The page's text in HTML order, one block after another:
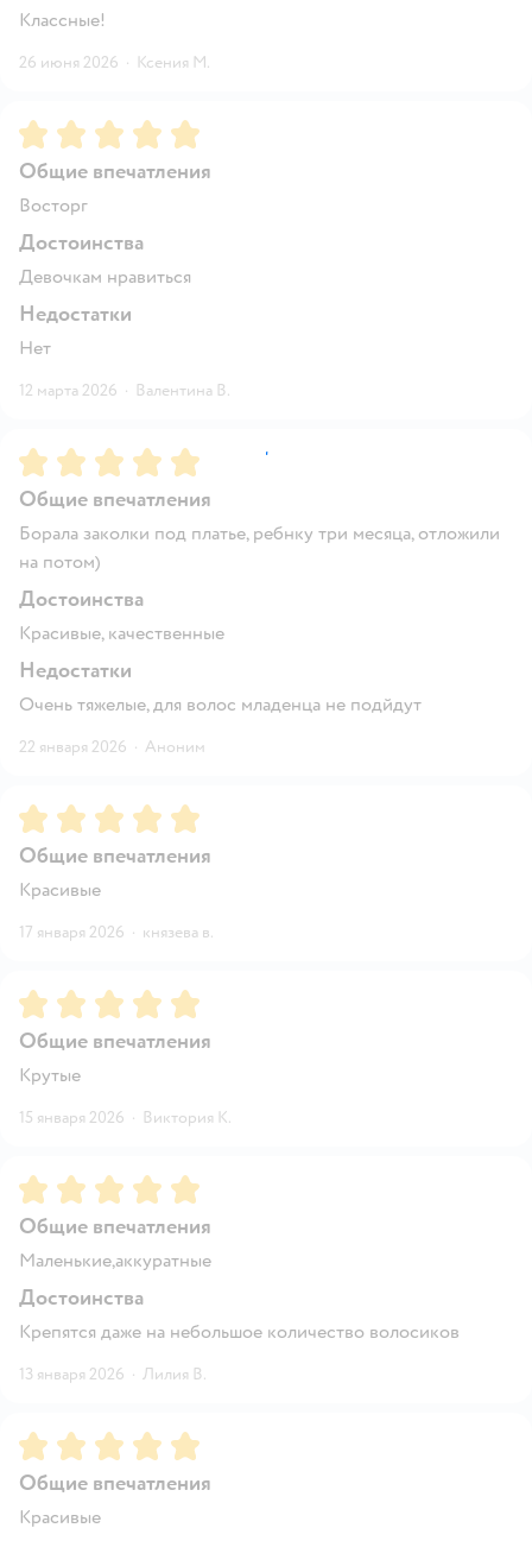
Классные!
26 июня 2026 · Ксения М.
Рейтинг:5
Общие впечатления
Восторг
Достоинства
Девочкам нравиться
Недостатки
Нет
12 марта 2026 · Валентина В.
Рейтинг:5
Общие впечатления
Борала заколки под платье, ребнку три месяца, отложили
на потом)
Достоинства
Красивые, качественные
Недостатки
Очень тяжелые, для волос младенца не подйдут
22 января 2026 · Аноним
Рейтинг:5
Общие впечатления
Красивые
17 января 2026 · князева в.
Рейтинг:5
Общие впечатления
Крутые
15 января 2026 · Виктория К.
Рейтинг:5
Общие впечатления
Маленькие,аккуратные
Достоинства
Крепятся даже на небольшое количество волосиков
13 января 2026 · Лилия В.
Рейтинг:5
Общие впечатления
Красивые